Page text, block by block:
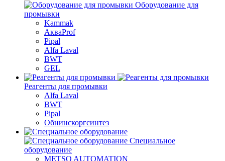
Оборудование для
промывки
Kammak
АкваProf
Pipal
Alfa Laval
BWT
GEL
Реагенты для промывки
Alfa Laval
BWT
Pipal
Обнинскоргсинтез
Специальное
оборудование
METSO AUTOMATION